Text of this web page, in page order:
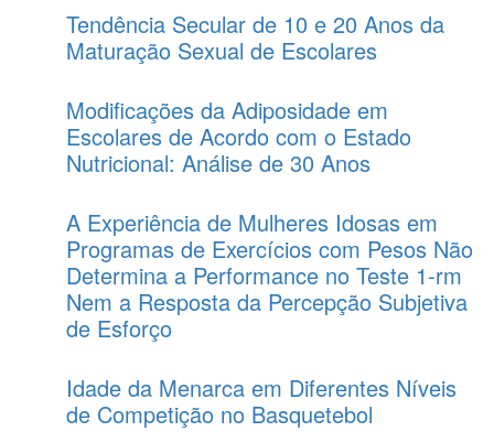
Tendência Secular de 10 e 20 Anos da
Maturação Sexual de Escolares
Modificações da Adiposidade em
Escolares de Acordo com o Estado
Nutricional: Análise de 30 Anos
A Experiência de Mulheres Idosas em
Programas de Exercícios com Pesos Não
Determina a Performance no Teste 1-rm
Nem a Resposta da Percepção Subjetiva
de Esforço
Idade da Menarca em Diferentes Níveis
de Competição no Basquetebol